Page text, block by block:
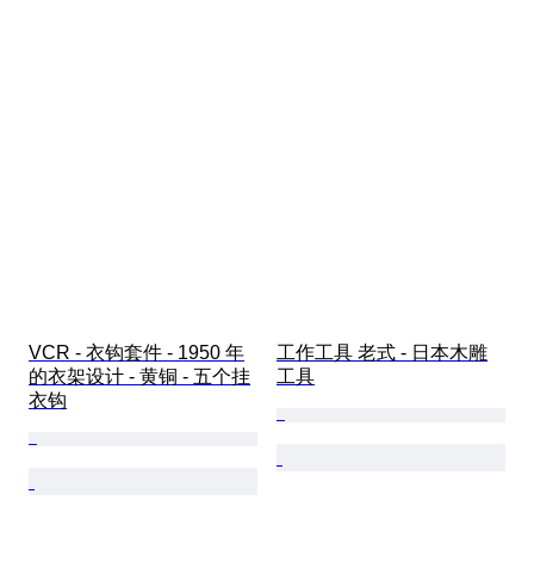
VCR - 衣钩套件 - 1950 年
的衣架设计 - 黄铜 - 五个挂
衣钩
工作工具 老式 - 日本木雕
工具